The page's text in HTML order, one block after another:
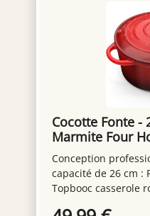
Cocotte Fonte -
Marmite Four
Couvercle,
Émaillée
Gaz, Four,
Ragoûts Rôtir
Conception
capacité de 26 cm :
Topbooc casserole
de diamètre et de